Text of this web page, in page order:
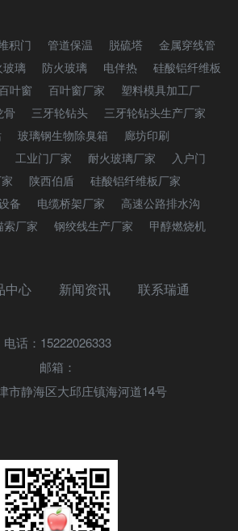
积门 管道保温 脱硫塔
金属穿线管
玻璃 防火玻璃 电伴热
硅酸铝纤维板
叶窗 百叶窗厂家
塑料模具加工厂
骨 三牙轮钻头
三牙轮钻头生产厂家
玻璃钢生物除臭箱
廊坊印刷
工业门厂家 耐火玻璃厂家
入户门
陕西伯盾
硅酸铝纤维板厂家
备
电缆桥架厂家
高速公路排水沟
索厂家 钢绞线生产厂家 甲醇燃烧机
中心 新闻资讯 联系瑞通
电话：15222026333
邮箱：
市静海区大邱庄镇海河道14号